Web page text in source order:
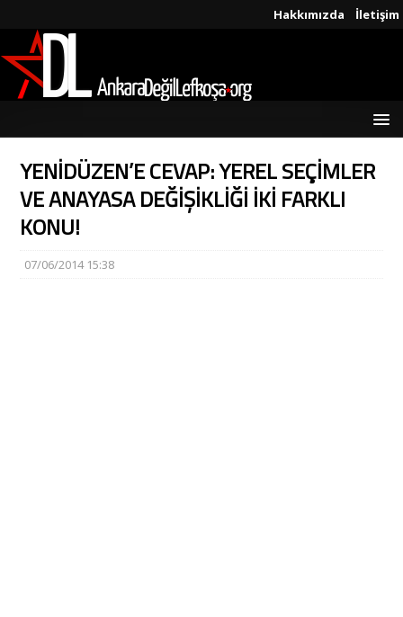
Hakkımızda İletişim
YENİDÜZEN’E CEVAP: YEREL SEÇİMLER
VE ANAYASA DEĞİŞİKLİĞİ İKİ FARKLI
KONU!
07/06/2014 15:38